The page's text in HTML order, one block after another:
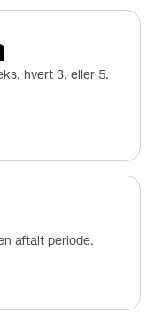
hvert 3. eller 5.
aftalt periode.